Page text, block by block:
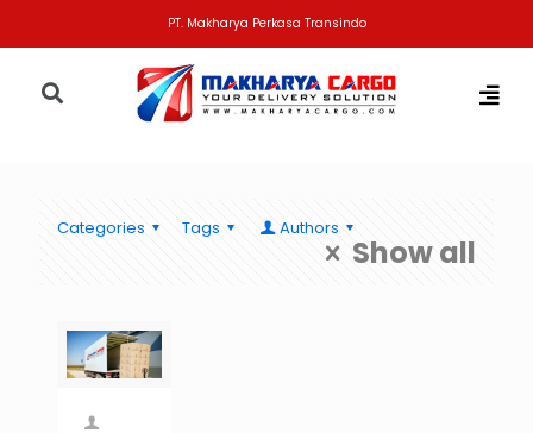
PT. Makharya Perkasa Transindo
Categories Tags Authors
Show all